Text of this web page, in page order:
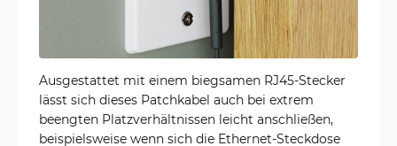
Ausgestattet mit einem biegsamen RJ45-Stecker
lässt sich dieses Patchkabel auch bei extrem
beengten Platzverhältnissen leicht anschließen,
beispielsweise wenn sich die Ethernet-Steckdose